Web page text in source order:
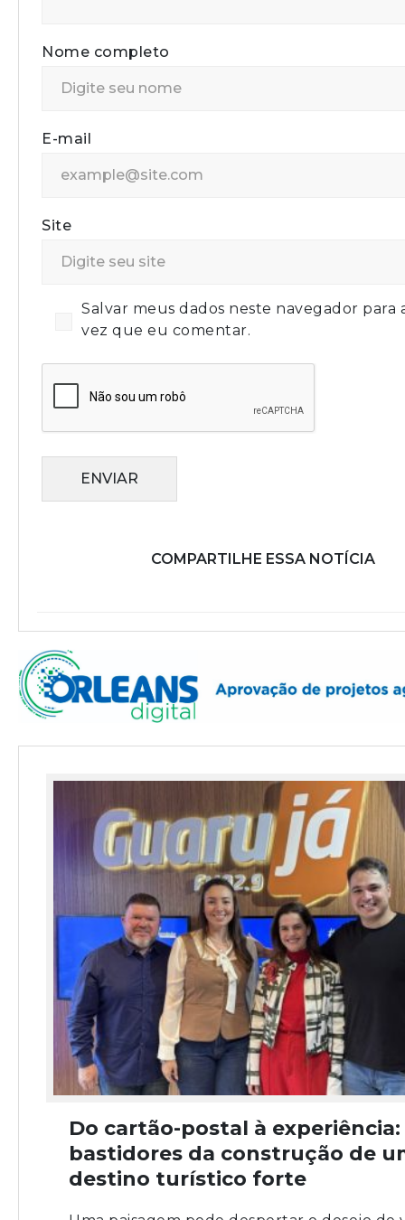
Nome completo
E-mail
Site
Salvar meus dados neste navegador para
vez que eu comentar.
ENVIAR
COMPARTILHE ESSA NOTÍCIA
Do cartão-postal à experiência:
bastidores da construção de
destino turístico forte